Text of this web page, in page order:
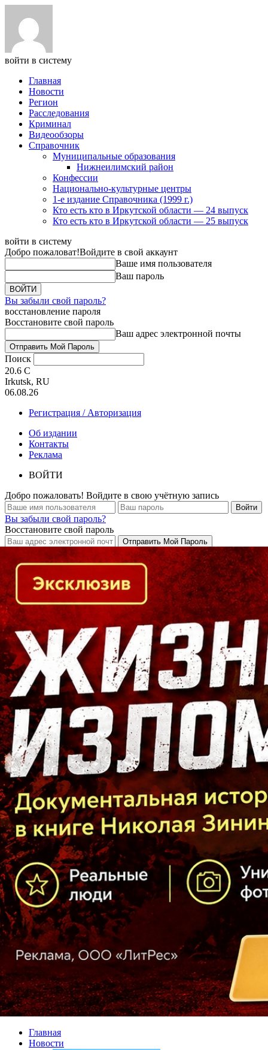
войти в систему
Главная
Новости
Регион
Расследования
Криминал
Видеообзоры
Справочник
Муниципальные образования
Нижнеилимский район
Конфессии
Национально-культурные центры
1-е издание Справочника (1999 г.)
Кто есть кто в Иркутской области — 24 выпуск
Кто есть кто в Иркутской области — 25 выпуск
войти в систему
Добро пожаловат!Войдите в свой аккаунт
Ваше имя пользователя
Ваш пароль
Вы забыли свой пароль?
восстановление пароля
Восстановите свой пароль
Ваш адрес электронной почты
Поиск
20.6 C
Irkutsk, RU
06.08.26
Регистрация / Авторизация
Об издании
Контакты
Реклама
ВОЙТИ
Добро пожаловать! Войдите в свою учётную запись
Вы забыли свой пароль?
Восстановите свой пароль
Кто есть кто в Байкальском регионе
Главная
Новости